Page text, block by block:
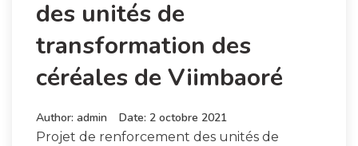
des unités de
transformation des
céréales de Viimbaoré
Author: admin Date: 2 octobre 2021
Projet de renforcement des unités de